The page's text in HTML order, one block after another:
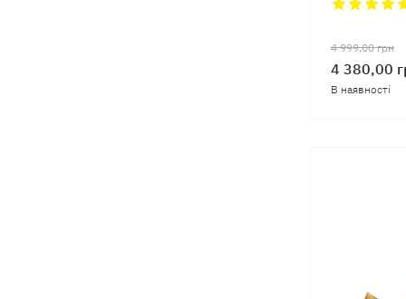
4 999,00грн
4 380,00
В наявності